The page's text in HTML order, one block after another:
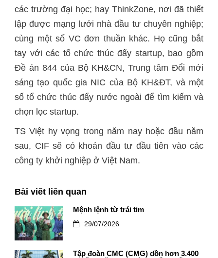
các trường đại học; hay ThinkZone, nơi đã thiết
lập được mạng lưới nhà đầu tư chuyên nghiệp;
cùng một số VC đơn thuần khác. Họ cũng bắt
tay với các tổ chức thúc đẩy startup, bao gồm
Đề án 844 của Bộ KH&CN, Trung tâm Đổi mới
sáng tạo quốc gia NIC của Bộ KH&ĐT, và một
số tổ chức thúc đẩy nước ngoài để tìm kiếm và
chọn lọc startup.
TS Việt hy vọng trong năm nay hoặc đầu năm
sau, CIF sẽ có khoản đầu tư đầu tiên vào các
công ty khởi nghiệp ở Việt Nam.
Bài viết liên quan
Mệnh lệnh từ trái tim
29/07/2026
Tập đoàn CMC (CMG) dồn hơn 3.400